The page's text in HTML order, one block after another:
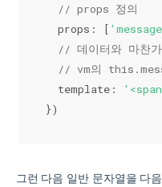
// props 정의
  props: [
// 데이터와 마찬
// vm의
  template:
})
그런 다음 일반 문자열을 다